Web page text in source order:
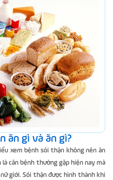
ăn gì và ăn gì?
xem bệnh sỏi thận không nên ăn
căn bệnh thường gặp hiện nay mà
giới. Sỏi thận được hình thành khi